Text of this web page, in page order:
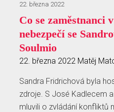
22. března 2022
Co se zaměstnanci
nebezpečí se
Soulmio
22. března 2022 Matěj
Sandra Fridrichová byla
zdroje. S José Kadlecem
mluvili o zvládání konfliktů